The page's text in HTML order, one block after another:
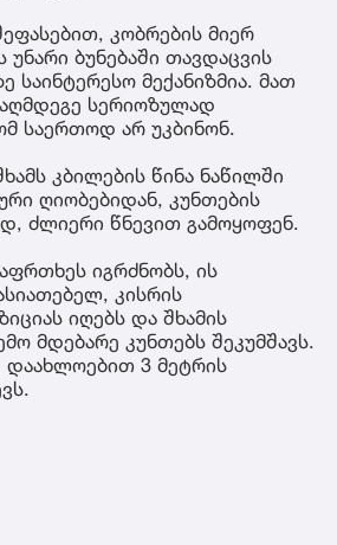
კობრების მიერ
უნარი ბუნებაში თავდაცვის
საინტერესო მექანიზმია. მათ
სერიოზულად
საერთოდ არ უკბინონ.
კბილების წინა ნაწილში
ღიობებიდან, კუნთების
ძლიერი წნევით გამოყოფენ.
იგრძნობს, ის
კისრის
იღებს და შხამის
მდებარე კუნთებს შეკუმშავს.
დაახლოებით 3 მეტრის